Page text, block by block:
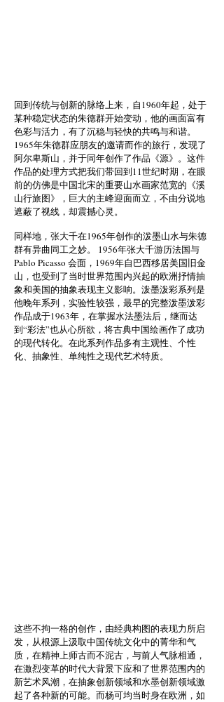
回到传统与创新的脉络上来，自1960年起，处于
某种稳定状态的朱德群开始变动，他的画面富有
色彩与活力，有了沉稳与轻快的共鸣与和谐。
1965年朱德群应朋友的邀请而作的旅行，发现了
阿尔卑斯山，并于同年创作了作品《源》。这件
作品的处理方式把我们带回到11世纪时期，在眼
前的仿佛是中国北宋的重要山水画家范宽的《溪
山行旅图》，巨大的主峰迎面而立，不由分说地
遮蔽了视线，却震撼心灵。
同样地，张大千在1965年创作的泼墨山水与朱德
群有异曲同工之妙。 1956年张大千游历法国与
Pablo Picasso 会面，1969年自巴西移居美国旧金
山，也受到了当时世界范围内兴起的欧洲抒情抽
象和美国的抽象表现主义影响。泼墨泼彩系列是
他晚年系列，实验性较强，最早的完整泼墨泼彩
作品成于1963年，在掌握水法墨法后，继而达
到“彩法”也从心所欲，将古典中国绘画作了成功
的现代转化。在此系列作品多有主观性、个性
化、抽象性、单纯性之现代艺术特质。
这些不拘一格的创作，由经典构图的表现力所启
发，从根源上汲取中国传统文化中的菁华和气
质，在精神上师古而不泥古，与前人气脉相通，
在激烈变革的时代大背景下应和了世界范围内的
新艺术风潮，在抽象创新领域和水墨创新领域激
起了各种新的可能。而杨可均当时身在欧洲，如